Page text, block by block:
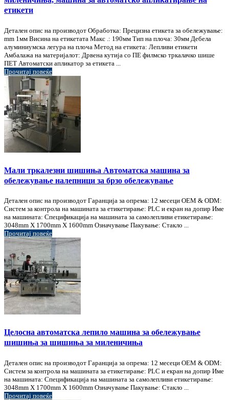
етикети
Детален опис на производот Обработка: Прецизна етикета за обележување:
mm 1мм Висина на етикетата Макс .: 190мм Тип на плоча: 30мм Дебела
алуминиумска легура на плоча Метод на етикета: Лепливи етикети
Амбалажа на материјалот: Дрвена кутија со ПЕ филмско тркалачко шише
ПЕТ Автоматски апликатор за етикета ...
Прочитај повеќе
Мали тркалезни шишиња Автоматска машина за
обележување налепници за брзо обележување
Детален опис на производот Гаранција за опрема: 12 месеци OEM & ODM:
Систем за контрола на машината за етикетирање: PLC и екран на допир Име
на машината: Спецификација на машината за самолепливи етикетирање:
3048mm X 1700mm X 1600mm Означување Пакување: Стакло ...
Прочитај повеќе
Целосна автоматска лепило машина за обележување
шишиња за шишиња за миленичиња
Детален опис на производот Гаранција за опрема: 12 месеци OEM & ODM:
Систем за контрола на машината за етикетирање: PLC и екран на допир Име
на машината: Спецификација на машината за самолепливи етикетирање:
3048mm X 1700mm X 1600mm Означување Пакување: Стакло ...
Прочитај повеќе